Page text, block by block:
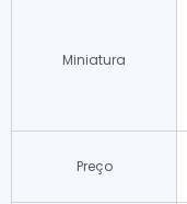
Miniatura
Preço